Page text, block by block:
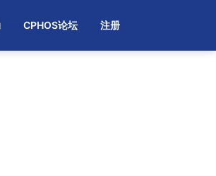
CPHOS论坛 注册